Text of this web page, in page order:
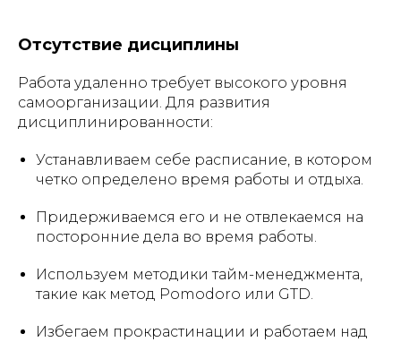
Отсутствие дисциплины
Работа удаленно требует высокого уровня
самоорганизации. Для развития
дисциплинированности:
Устанавливаем себе расписание, в котором
четко определено время работы и отдыха.
Придерживаемся его и не отвлекаемся на
посторонние дела во время работы.
Используем методики тайм-менеджмента,
такие как метод Pomodoro или GTD.
Избегаем прокрастинации и работаем над